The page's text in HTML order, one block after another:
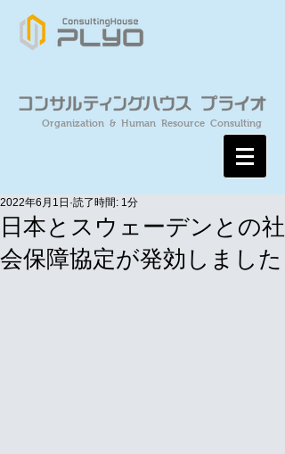
Organization & Human Resource Consulting
日本とスウェーデンとの社
会保障協定が発効しました
2022年6月1日 読了時間: 1分